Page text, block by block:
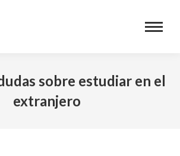
sobre estudiar en el
extranjero